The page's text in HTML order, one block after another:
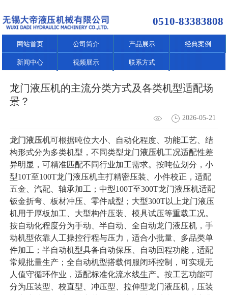
0510-83383808
网站首页 公司简介 产品展示 经典案例
新闻中心 视频展示 联系方式
龙门液压机的主流分类方式及各类机型适配场
景？
2026-05-21
龙门液压机可根据吨位大小、自动化程度、功能工艺、结
构形式分为多类机型，不同类型龙门液压机工况适配性差
异明显，可精准匹配不同行业加工需求。按吨位划分，小
型10T至100T龙门液压机主打精密压装、小件校正，适配
五金、汽配、轴承加工；中型100T至300T龙门液压机适配
钣金折弯、板材冲压、零件成型；大型300T以上龙门液压
机用于厚板加工、大型构件压装、模具试压等重载工况。
按自动化程度分为手动、半自动、全自动龙门液压机，手
动机型依靠人工操控行程与压力，适合小批量、多品类单
件加工；半自动机型具备自动保压、自动回程功能，适配
常规批量生产；全自动机型搭载伺服闭环控制，可实现无
人值守循环作业，适配标准化流水线生产。按工艺功能可
分为压装型、校直型、冲压型、拉伸型龙门液压机，压装